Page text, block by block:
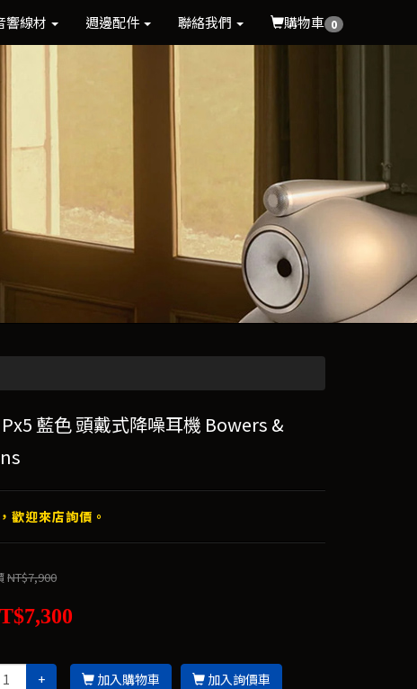
響線材 週邊配件 聯絡我們 購物車 0
藍色 頭戴式降噪耳機 Bowers &
歡迎來店詢價。
NT$7,900
+ 加入購物車 加入詢價車